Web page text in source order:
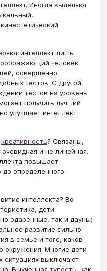
Иногда выделяют
интеллект лишь
человек
совершенно
тестов. С другой
тестов на уровень
получить лучший
улучшает интеллект.
креативность? Связаны,
и не линейная.
повышает
до определенного
интеллекта? Во
дети
одаренные, так и дауны;
развитие сильно
в семье и того, каков
окружения. Многие дети
ситуациях выключают